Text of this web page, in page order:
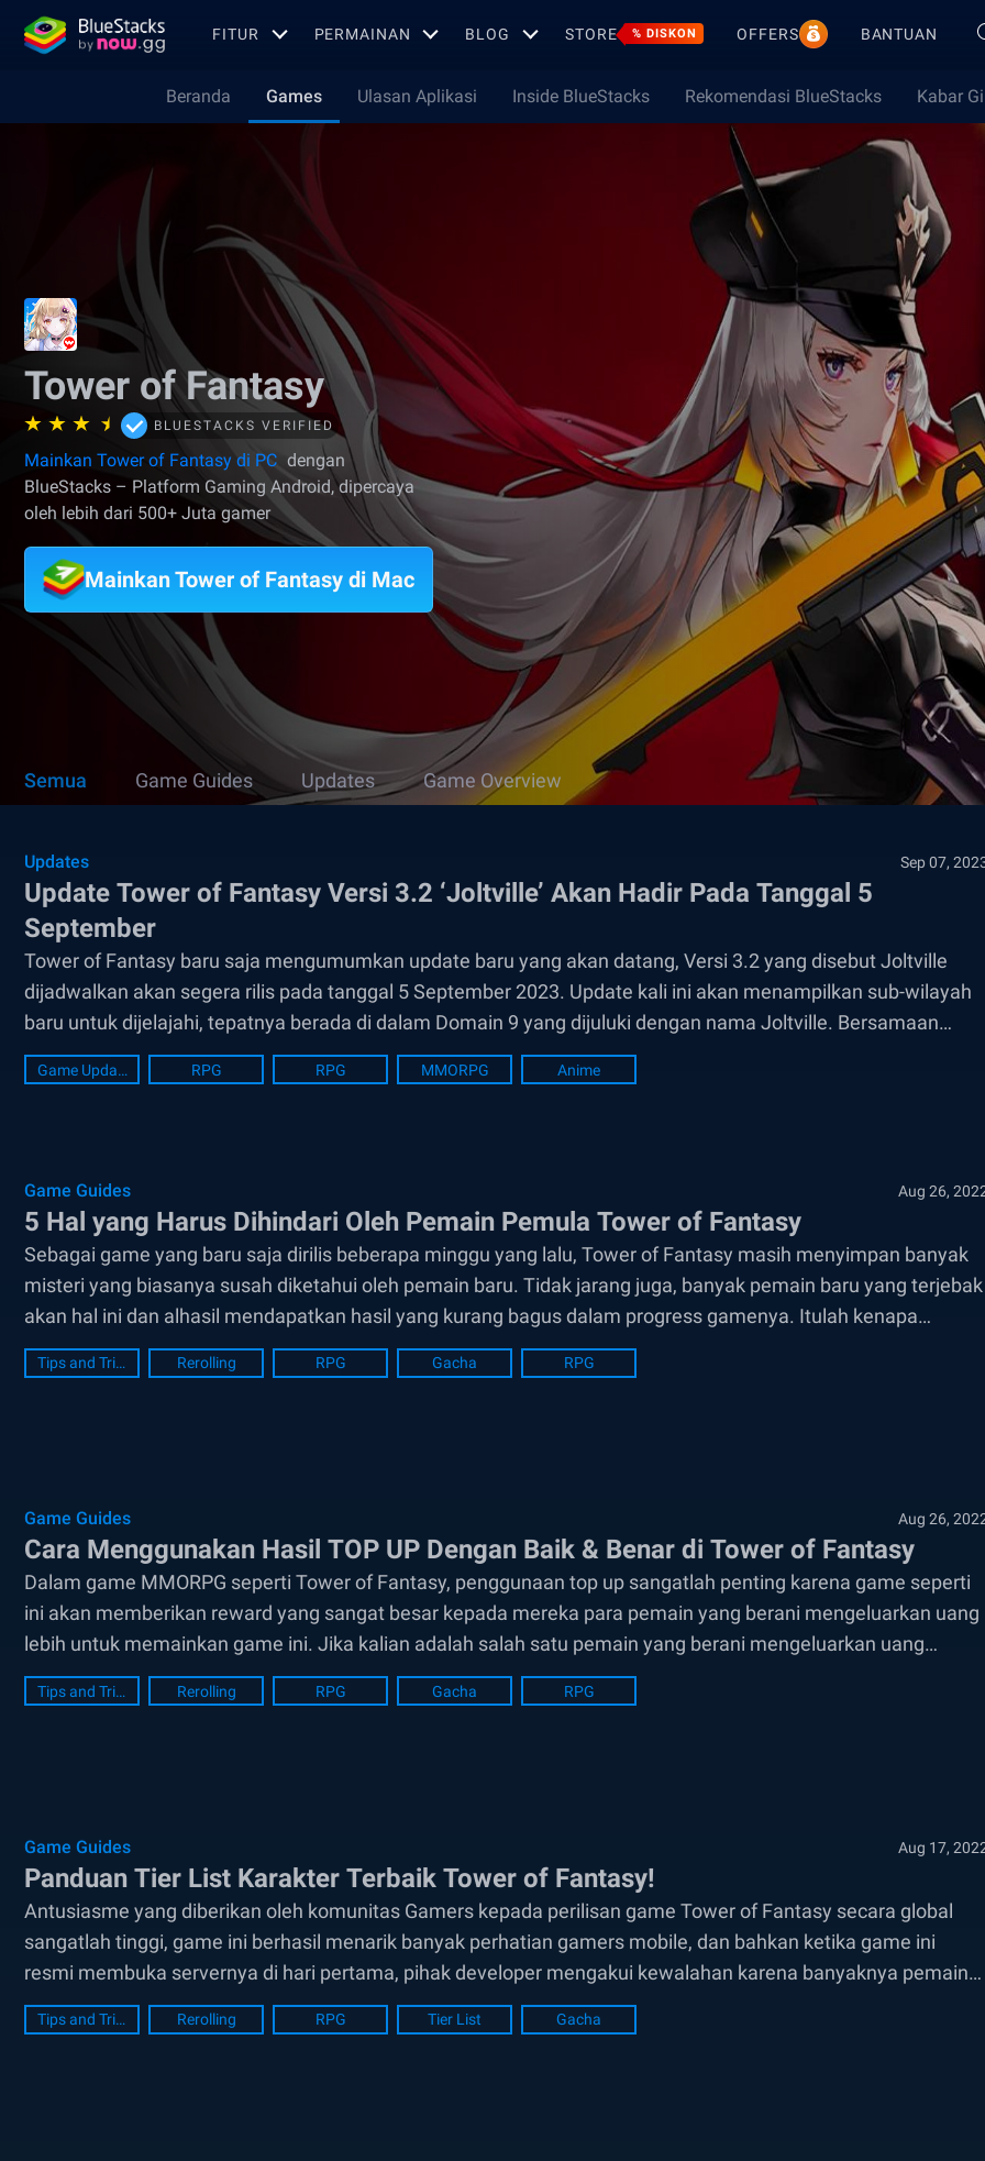
FITUR PERMAINAN BLOG STORE % DISKON OFFERS BANTUAN
Beranda Games Ulasan Aplikasi Inside BlueStacks Rekomendasi BlueStacks Kabar
Tower of Fantasy
BLUESTACKS VERIFIED
Mainkan Tower of Fantasy di PC dengan
BlueStacks – Platform Gaming Android, dipercaya
oleh lebih dari 500+ Juta gamer
Mainkan Tower of Fantasy di Mac
Semua Game Guides Updates Game Overview
Updates Sep 07,
Update Tower of Fantasy Versi 3.2 ‘Joltville’ Akan Hadir Pada Tanggal 5
September
Tower of Fantasy baru saja mengumumkan update baru yang akan datang, Versi 3.2 yang disebut Joltville
dijadwalkan akan segera rilis pada tanggal 5 September 2023. Update kali ini akan menampilkan sub-wilayah
baru untuk dijelajahi, tepatnya berada di dalam Domain 9 yang dijuluki dengan nama Joltville. Bersamaan
dengan berbagai penambahan misi-misi,...
Game Update RPG RPG MMORPG Anime
Game Guides Aug 26,
5 Hal yang Harus Dihindari Oleh Pemain Pemula Tower of Fantasy
Sebagai game yang baru saja dirilis beberapa minggu yang lalu, Tower of Fantasy masih menyimpan banyak
misteri yang biasanya susah diketahui oleh pemain baru. Tidak jarang juga, banyak pemain baru yang terjebak
akan hal ini dan alhasil mendapatkan hasil yang kurang bagus dalam progress gamenya. Itulah kenapa
panduan seperti artikel...
Tips and Tricks Rerolling RPG Gacha RPG
Game Guides Aug 26,
Cara Menggunakan Hasil TOP UP Dengan Baik & Benar di Tower of Fantasy
Dalam game MMORPG seperti Tower of Fantasy, penggunaan top up sangatlah penting karena game seperti
ini akan memberikan reward yang sangat besar kepada mereka para pemain yang berani mengeluarkan uang
lebih untuk memainkan game ini. Jika kalian adalah salah satu pemain yang berani mengeluarkan uang
seperti ini, maka selamat, karena...
Tips and Tricks Rerolling RPG Gacha RPG
Game Guides Aug 17,
Panduan Tier List Karakter Terbaik Tower of Fantasy!
Antusiasme yang diberikan oleh komunitas Gamers kepada perilisan game Tower of Fantasy secara global
sangatlah tinggi, game ini berhasil menarik banyak perhatian gamers mobile, dan bahkan ketika game ini
resmi membuka servernya di hari pertama, pihak developer mengakui kewalahan karena banyaknya pemain
yang mencoba masuk ke dalam game. Melihat antusiasme...
Tips and Tricks Rerolling RPG Tier List Gacha